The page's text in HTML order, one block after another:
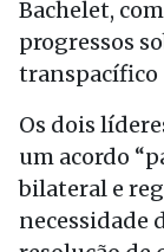
Bachelet,
progressos
transpacífico
Os dois
um acordo
bilateral e
necessidade